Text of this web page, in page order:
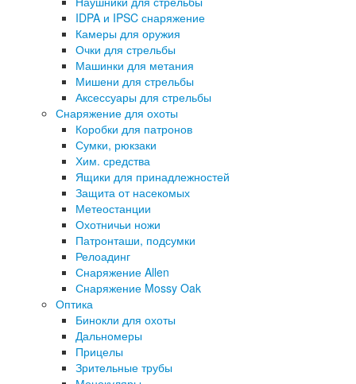
IDPA и IPSC снаряжение
Камеры для оружия
Очки для стрельбы
Машинки для метания
Мишени для стрельбы
Аксессуары для стрельбы
Снаряжение для охоты
Коробки для патронов
Сумки, рюкзаки
Хим. средства
Ящики для принадлежностей
Защита от насекомых
Метеостанции
Охотничьи ножи
Патронташи, подсумки
Релоадинг
Снаряжение Allen
Снаряжение Mossy Oak
Оптика
Бинокли для охоты
Дальномеры
Прицелы
Зрительные трубы